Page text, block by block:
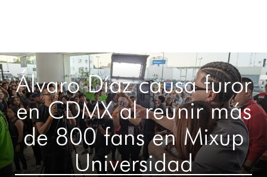
Álvaro Díaz causa furor
en CDMX al reunir más
de 800 fans en Mixup
Universidad